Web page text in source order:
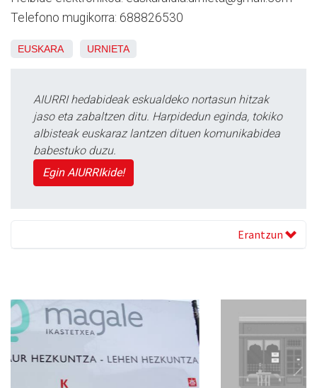
Telefono mugikorra: 688826530
EUSKARA URNIETA
AIURRI hedabideak eskualdeko nortasun hitzak
jaso eta zabaltzen ditu. Harpidedun eginda, tokiko
albisteak euskaraz lantzen dituen komunikabidea
babestuko duzu.
Egin AIURRIkide!
Erantzun